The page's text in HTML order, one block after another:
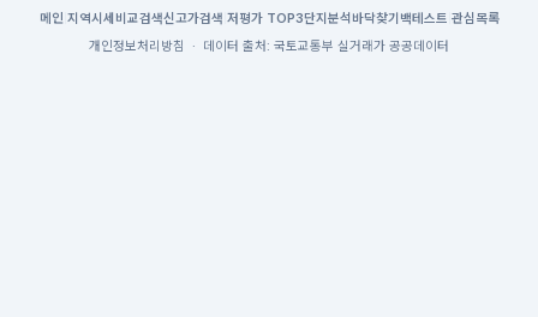
메인| 지역시세 비교검색신고가검색 저평가 TOP3단지분석 바닥찾기 백테스트 관심목록
개인정보처리방침
· 데이터 출처: 국토교통부 실거래가 공공데이터